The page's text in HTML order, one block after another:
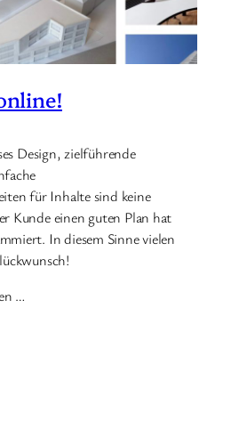
Design, zielführende
für Inhalte sind keine
Kunde einen guten Plan hat
In diesem Sinne vielen
…